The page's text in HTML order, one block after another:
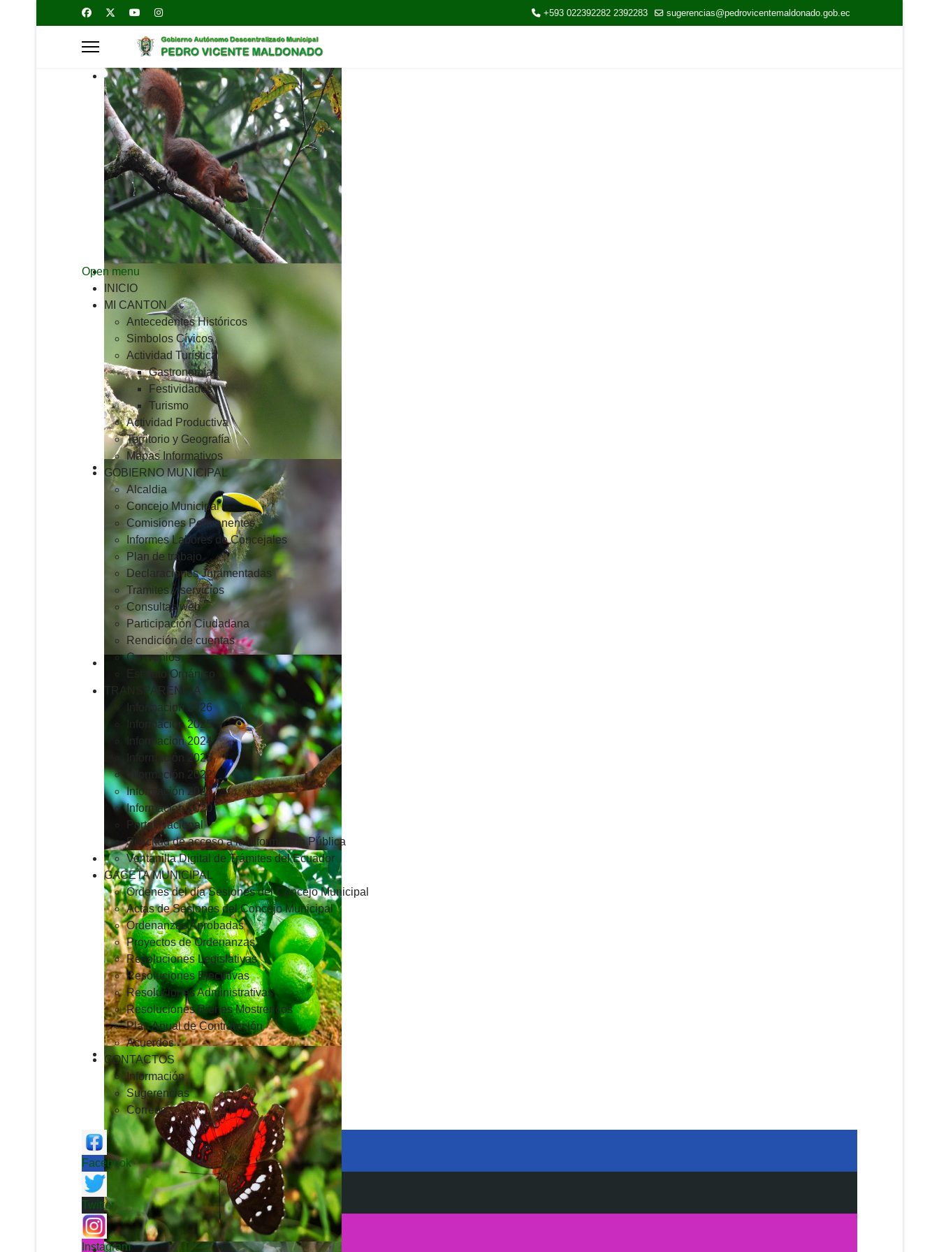
+593 022392282 2392283 sugerencias@pedrovicentemaldonado.gob.ec
Open menu
INICIO
MI CANTON
Antecedentes Históricos
Simbolos Cívicos
Actividad Turística
Gastronomía
Festividades
Turismo
Actividad Productiva
Territorio y Geografía
Mapas Informativos
GOBIERNO MUNICIPAL
Alcaldia
Concejo Municipal
Comisiones Permanentes
Informes Labores de Concejales
Plan de trabajo
Declaraciones Juramentadas
Tramites y servicios
Consultas web
Participación Ciudadana
Rendición de cuentas
Convenios
Estatuto Orgánico
TRANSPARENCIA
Informacion 2026
Informacion 2025
Informacion 2024
Información 2023
Información 2022
Información 2021
Información 2020
Portal Nacional
Solicitud de acceso a la Información Pública
Ventanilla Digital de Trámites del Ecuador
GACETA MUNICIPAL
Ordenes del día Sesiones del Concejo Municipal
Actas de Sesiones del Concejo Municipal
Ordenanzas Aprobadas
Proyectos de Ordenanzas
Resoluciones Legislativas
Resoluciones Ejecutivas
Resoluciones Administrativas
Resoluciones Bienes Mostrencos
Plan Anual de Contratación
Acuerdos
CONTACTOS
Información
Sugerencias
Correos
Facebook
Twitter
Instagram